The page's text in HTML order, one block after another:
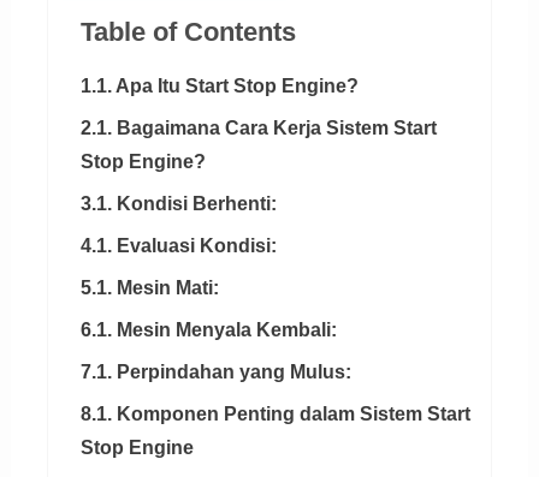
Table of Contents
1.1. Apa Itu Start Stop Engine?
2.1. Bagaimana Cara Kerja Sistem Start
Stop Engine?
3.1. Kondisi Berhenti:
4.1. Evaluasi Kondisi:
5.1. Mesin Mati:
6.1. Mesin Menyala Kembali:
7.1. Perpindahan yang Mulus:
8.1. Komponen Penting dalam Sistem Start
Stop Engine